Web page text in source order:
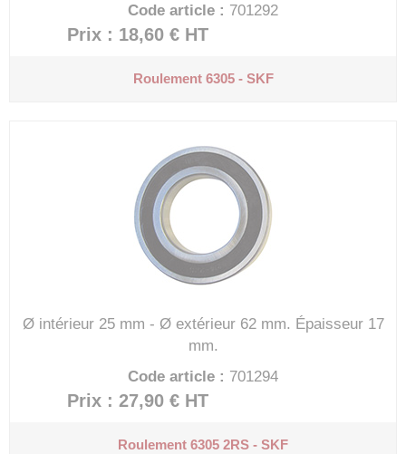
Code article : 701292
Prix : 18,60 € HT
Roulement 6305 - SKF
Ø intérieur 25 mm - Ø extérieur 62 mm. Épaisseur 17
mm.
Code article : 701294
Prix : 27,90 € HT
Roulement 6305 2RS - SKF